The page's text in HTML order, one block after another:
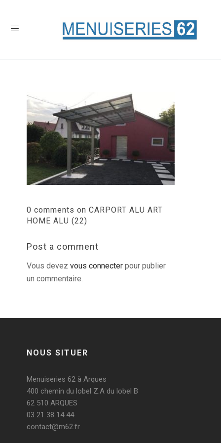
0 comments on CARPORT ALU ART
HOME ALU (22)
Post a comment
Vous devez vous connecter pour publier
un commentaire.
NOUS SITUER
Menuiseries 62 à Arques
400 chemin du lobel Z.A du lobel B
62 510 ARQUES
03 21 38 14 44
contact@m62.fr